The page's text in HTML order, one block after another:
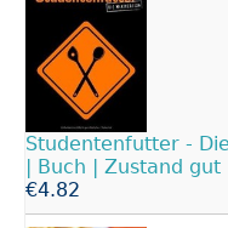
Studentenfutter -
| Buch | Zustand gut
€4.82